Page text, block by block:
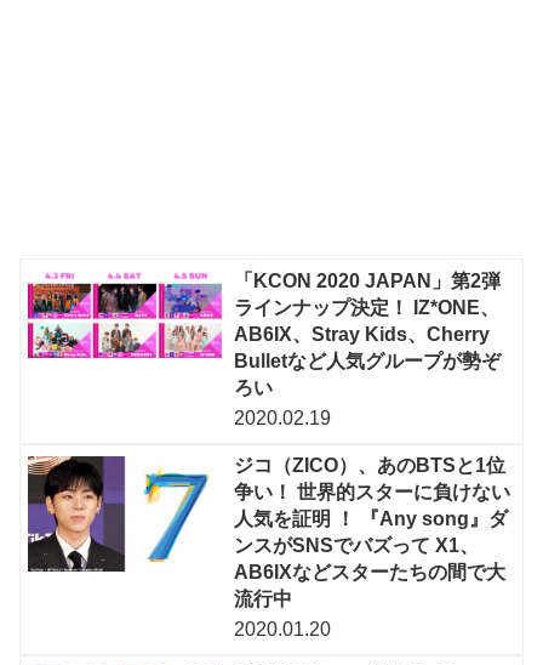
「KCON 2020 JAPAN」第2弾
ラインナップ決定！ IZ*ONE、
AB6IX、Stray Kids、Cherry
Bulletなど人気グループが勢ぞ
ろい
2020.02.19
ジコ（ZICO）、あのBTSと1位
争い！ 世界的スターに負けない
人気を証明 ！ 『Any song』ダ
ンスがSNSでバズって X1、
AB6IXなどスターたちの間で大
流行中
2020.01.20